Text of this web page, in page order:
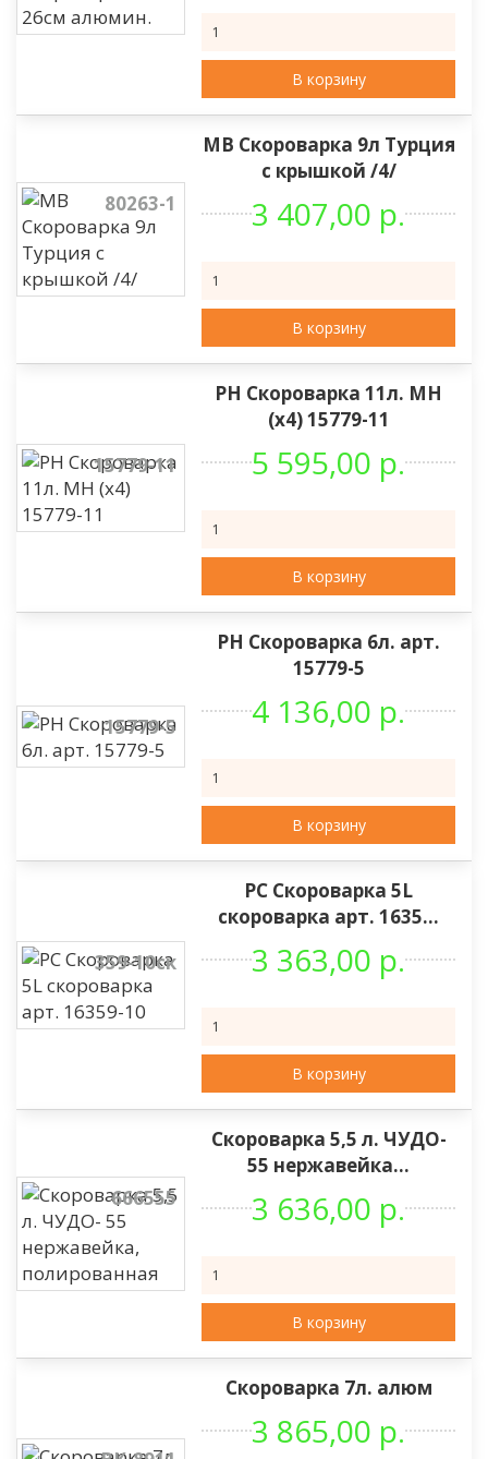
В корзину
80263-1
МВ Скороварка 9л Турция
с крышкой /4/
3 407,00 р.
В корзину
15779-11
РН Скороварка 11л. МН
(х4) 15779-11
5 595,00 р.
В корзину
15779-5
РН Скороварка 6л. арт.
15779-5
4 136,00 р.
В корзину
359-10ск
РС Скороварка 5L
скороварка арт. 1635...
3 363,00 р.
В корзину
666555
Скороварка 5,5 л. ЧУДО-
55 нержавейка...
3 636,00 р.
В корзину
Скороварка 7л. алюм
3 865,00 р.